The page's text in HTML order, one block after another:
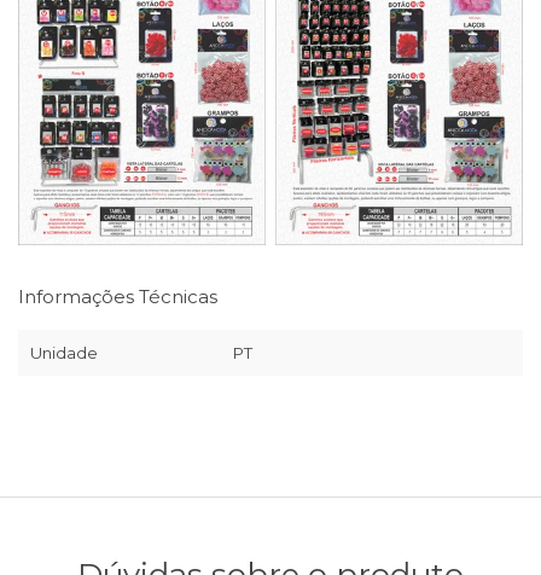
Informações Técnicas
Unidade PT